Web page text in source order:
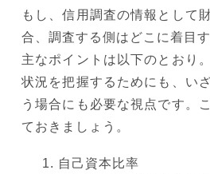
もし、信用調査の情報として
合、調査する側はどこに着目
主なポイントは以下のとおり
状況を把握するためにも、い
う場合にも必要な視点です。
ておきましょう。
自己資本比率